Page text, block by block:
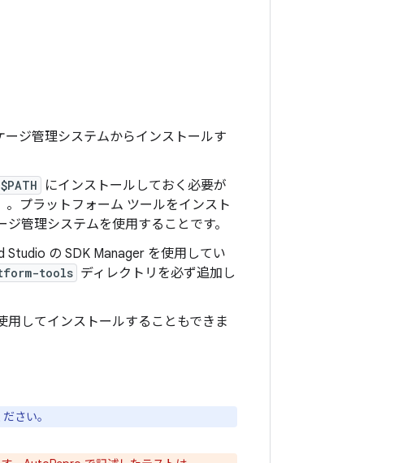
ジ管理システムからインストールす
$PATH
にインストールしておく必要が
プラットフォーム ツールをインスト
管理システムを使用することです。
の SDK Manager を使用してい
tools ディレクトリを必ず追加し
してインストールすることもできま
さい。